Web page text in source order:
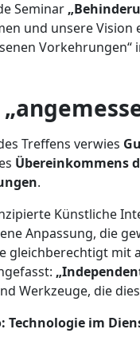
Seminar
und unsere
Treffens verwies
Übereinkommens
.
Künstliche
Anpassung, die
gleichberechtigt mit
Werkzeuge, die
Technologie im